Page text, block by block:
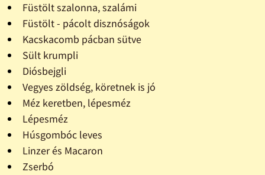
Füstölt szalonna, szalámi
Füstölt - pácolt disznóságok
Kacskacomb pácban sütve
Sült krumpli
Diósbejgli
Vegyes zöldség, köretnek is jó
Méz keretben, lépesméz
Lépesméz
Húsgombóc leves
Linzer és Macaron
Zserbó